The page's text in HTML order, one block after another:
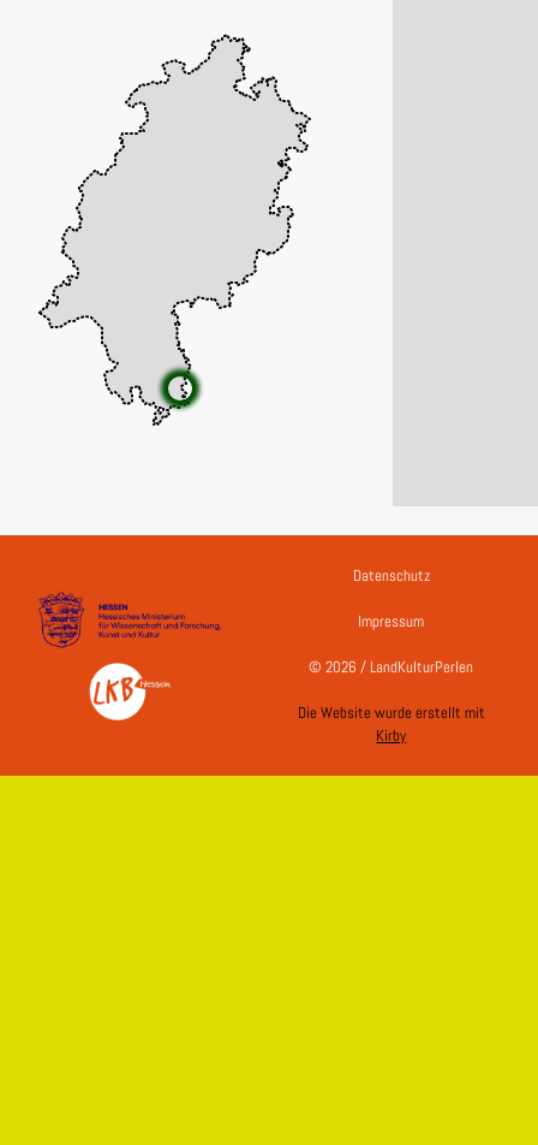
Datenschutz
Impressum
© 2026 / LandKulturPerlen
Die Website wurde erstellt mit
Kirby